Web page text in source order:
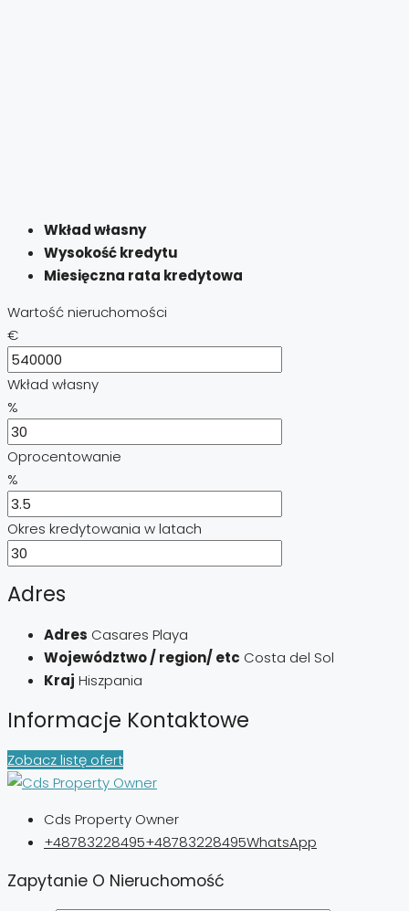
Wkład własny
Wysokość kredytu
Miesięczna rata kredytowa
Wartość nieruchomości
€
Wkład własny
%
Oprocentowanie
%
Okres kredytowania w latach
Adres
Adres Casares Playa
Województwo / region/ etc Costa del Sol
Kraj Hiszpania
Informacje Kontaktowe
Zobacz listę ofert
Cds Property Owner
+48783228495+48783228495WhatsApp
Zapytanie O Nieruchomość